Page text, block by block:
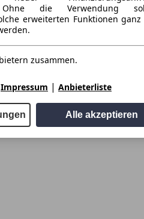
Ohne die Verwendung
erweiterten Funktionen
zusammen.
Impressum | Anbieterliste
Alle akzeptieren